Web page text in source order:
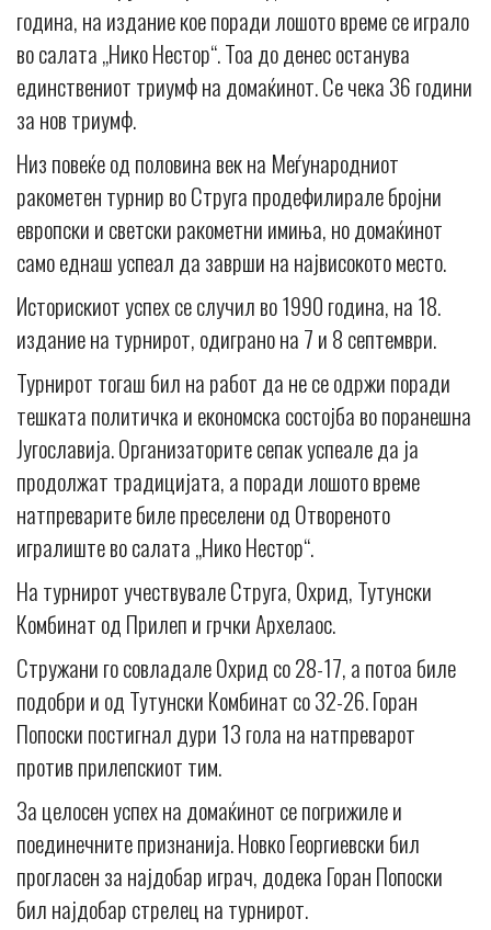
година, на издание кое поради лошото време се играло
во салата „Нико Нестор“. Тоа до денес останува
единствениот триумф на домаќинот. Се чека 36 години
за нов триумф.
Низ повеќе од половина век на Меѓународниот
ракометен турнир во Струга продефилирале бројни
европски и светски ракометни имиња, но домаќинот
само еднаш успеал да заврши на највисокото место.
Историскиот успех се случил во 1990 година, на 18.
издание на турнирот, одиграно на 7 и 8 септември.
Турнирот тогаш бил на работ да не се одржи поради
тешката политичка и економска состојба во поранешна
Југославија. Организаторите сепак успеале да ја
продолжат традицијата, а поради лошото време
натпреварите биле преселени од Отвореното
игралиште во салата „Нико Нестор“.
На турнирот учествувале Струга, Охрид, Тутунски
Комбинат од Прилеп и грчки Архелаос.
Стружани го совладале Охрид со 28-17, а потоа биле
подобри и од Тутунски Комбинат со 32-26. Горан
Попоски постигнал дури 13 гола на натпреварот
против прилепскиот тим.
За целосен успех на домаќинот се погрижиле и
поединечните признанија. Новко Георгиевски бил
прогласен за најдобар играч, додека Горан Попоски
бил најдобар стрелец на турнирот.